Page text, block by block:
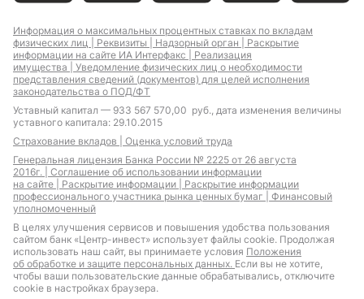
Информация о максимальных процентных ставках по вкладам
физических лиц | Реквизиты | Надзорный орган | Раскрытие
информации на сайте ИА Интерфакс | Реализация
имущества | Уведомление физических лиц о необходимости
представления сведений (документов) для целей исполнения
законодательства о ПОД/ФТ
Уставный капитал — 933 567 570,00 руб., дата изменения величины
уставного капитала: 29.10.2015
Страхование вкладов | Оценка условий труда
Генеральная лицензия Банка России № 2225 от 26 августа
2016г. | Соглашение об использовании информации
на сайте | Раскрытие информации | Раскрытие информации
профессионального участника рынка ценных бумаг | Финансовый
уполномоченный
В целях улучшения сервисов и повышения удобства пользования
сайтом банк «Центр-инвест» использует файлы cookie. Продолжая
использовать наш сайт, вы принимаете условия Положения
об обработке и защите персональных данных. Если вы не хотите,
чтобы ваши пользовательские данные обрабатывались, отключите
cookie в настройках браузера.